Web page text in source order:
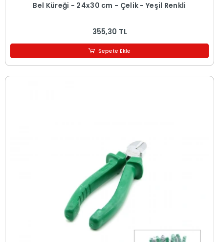
Bel Küreği - 24x30 cm - Çelik - Yeşil Renkli
355,30 TL
Sepete Ekle